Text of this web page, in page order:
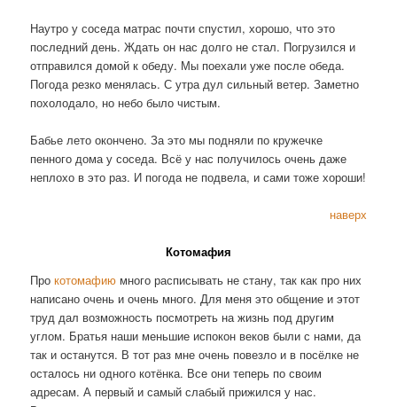
Наутро у соседа матрас почти спустил, хорошо, что это
последний день. Ждать он нас долго не стал. Погрузился и
отправился домой к обеду. Мы поехали уже после обеда.
Погода резко менялась. С утра дул сильный ветер. Заметно
похолодало, но небо было чистым.
Бабье лето окончено. За это мы подняли по кружечке
пенного дома у соседа. Всё у нас получилось очень даже
неплохо в это раз. И погода не подвела, и сами тоже хороши!
наверх
Котомафия
Прокотомафию много расписывать не стану, так как про них
написано очень и очень много. Для меня это общение и этот
труд дал возможность посмотреть на жизнь под другим
углом. Братья наши меньшие испокон веков были с нами, да
так и останутся. В тот раз мне очень повезло и в посёлке не
осталось ни одного котёнка. Все они теперь по своим
адресам. А первый и самый слабый прижился у нас.